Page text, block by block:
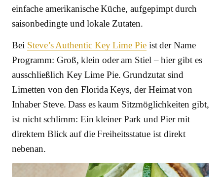
einfache amerikanische Küche, aufgepimpt durch
saisonbedingte und lokale Zutaten.
Bei Steve’s Authentic Key Lime Pie ist der Name
Programm: Groß, klein oder am Stiel – hier gibt es
ausschließlich Key Lime Pie. Grundzutat sind
Limetten von den Florida Keys, der Heimat von
Inhaber Steve. Dass es kaum Sitzmöglichkeiten gibt,
ist nicht schlimm: Ein kleiner Park und Pier mit
direktem Blick auf die Freiheitsstatue ist direkt
nebenan.